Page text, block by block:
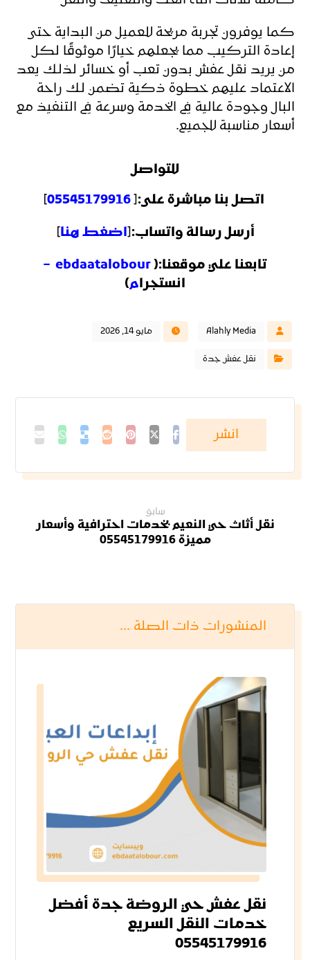
كما يوفرون تجربة مريحة للعميل من البداية حتى
إعادة التركيب مما يجعلهم خيارًا موثوقًا لكل
من يريد نقل عفش بدون تعب أو خسائر لذلك يعد
الاعتماد عليهم خطوة ذكية تضمن لك راحة
البال وجودة عالية في الخدمة وسرعة في التنفيذ مع
أسعار مناسبة للجميع.
للتواصل
اتصل بنا مباشرة على:[
]
أرسل رسالة واتساب:[اضغط هنا]
تابعنا علي موقعنا:(ebdaatalobour
–
انستجرام)
Alahly Media مايو 14, 2026
نقل عفش جدة
سابق
نقل أثاث حي النعيم بخدمات احترافية وأسعار
مميزة 05545179916
المنشورات ذات الصلة ...
نقل عفش حي الروضة جدة أفضل
خدمات النقل السريع
05545179916